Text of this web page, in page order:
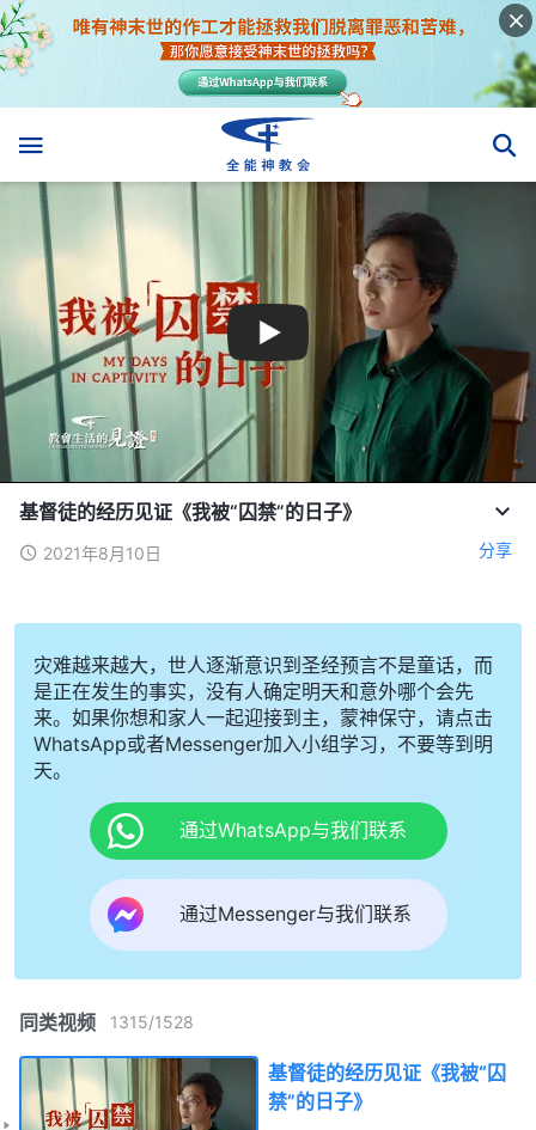
基督徒的经历见证《我被“囚禁”的日子》
2021年8月10日 分享
灾难越来越大，世人逐渐意识到圣经预言不是童话，而
是正在发生的事实，没有人确定明天和意外哪个会先
来。如果你想和家人一起迎接到主，蒙神保守，请点击
WhatsApp或者Messenger加入小组学习，不要等到明
天。
通过WhatsApp与我们联系
通过Messenger与我们联系
同类视频 1315/1528
基督徒的经历见证《我被“囚
禁”的日子》